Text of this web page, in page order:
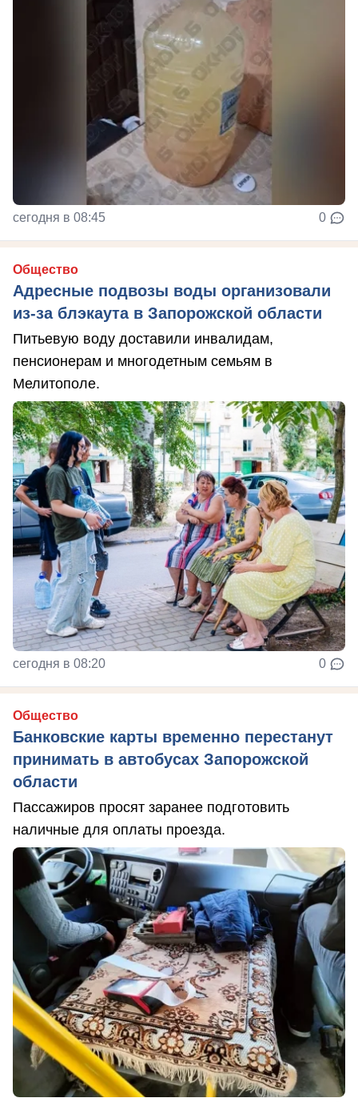
сегодня в 08:45 0
Общество
Адресные подвозы воды организовали
из-за блэкаута в Запорожской области
Питьевую воду доставили инвалидам,
пенсионерам и многодетным семьям в
Мелитополе.
сегодня в 08:20 0
Общество
Банковские карты временно перестанут
принимать в автобусах Запорожской
области
Пассажиров просят заранее подготовить
наличные для оплаты проезда.